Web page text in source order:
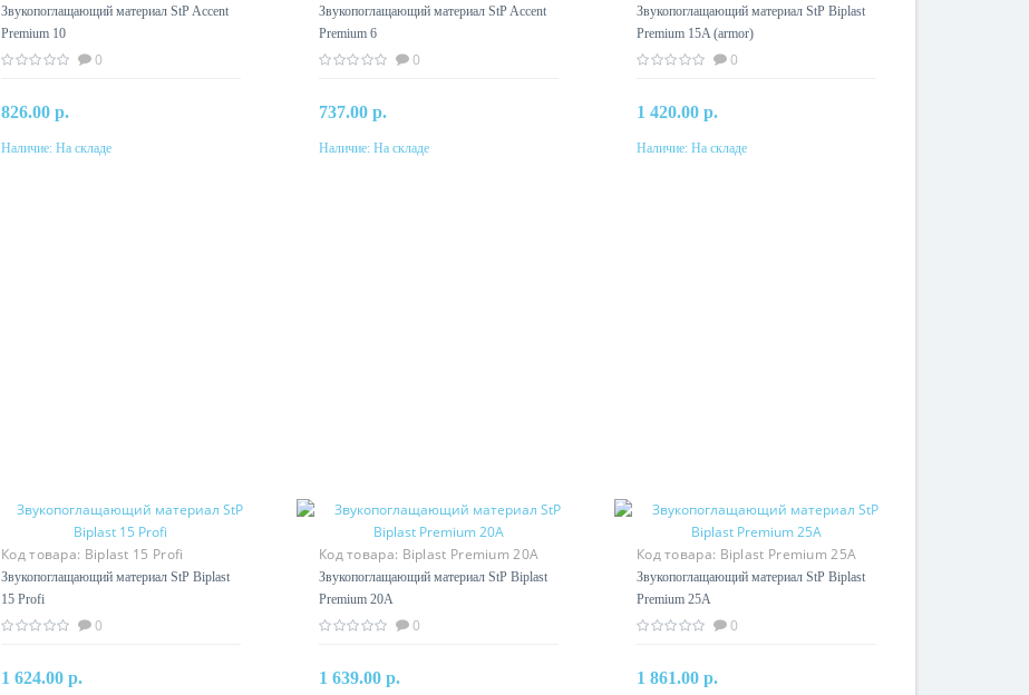
Звукопоглащающий материал StP Accent
Premium 10
0
826.00 р.
В корзину
Наличие: На складе
Звукопоглащающий материал StP Accent
Premium 6
0
737.00 р.
В корзину
Наличие: На складе
(armor)
Звукопоглащающий материал StP Biplast
Premium 15A (armor)
0
1 420.00 р.
В корзину
Наличие: На складе
Код товара: Biplast 15 Profi
Звукопоглащающий материал StP Biplast
15 Profi
0
1 624.00 р.
Код товара: Biplast Premium 20A
Звукопоглащающий материал StP Biplast
Premium 20A
0
1 639.00 р.
Код товара: Biplast Premium 25A
Звукопоглащающий материал StP Biplast
Premium 25A
0
1 861.00 р.